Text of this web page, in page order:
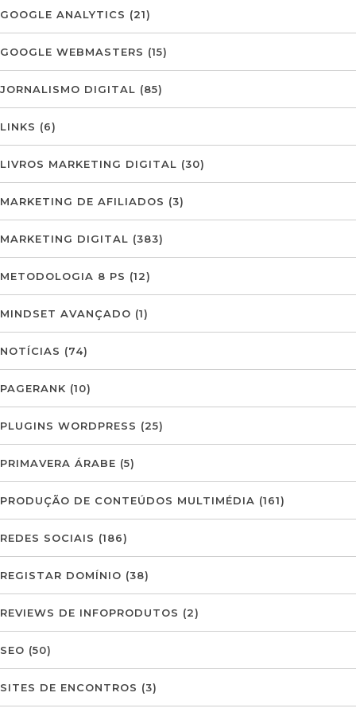
GOOGLE ANALYTICS (21)
GOOGLE WEBMASTERS (15)
JORNALISMO DIGITAL (85)
LINKS (6)
LIVROS MARKETING DIGITAL (30)
MARKETING DE AFILIADOS (3)
MARKETING DIGITAL (383)
METODOLOGIA 8 PS (12)
MINDSET AVANÇADO (1)
NOTÍCIAS (74)
PAGERANK (10)
PLUGINS WORDPRESS (25)
PRIMAVERA ÁRABE (5)
PRODUÇÃO DE CONTEÚDOS MULTIMÉDIA (161)
REDES SOCIAIS (186)
REGISTAR DOMÍNIO (38)
REVIEWS DE INFOPRODUTOS (2)
SEO (50)
SITES DE ENCONTROS (3)